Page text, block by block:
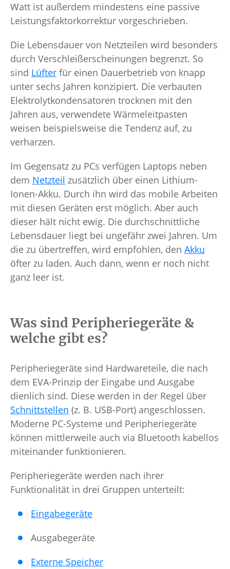
Watt ist außerdem mindestens eine passive
Leistungsfaktorkorrektur vorgeschrieben.
Die Lebensdauer von Netzteilen wird besonders
durch Verschleißerscheinungen begrenzt. So
sind Lüfter für einen Dauerbetrieb von knapp
unter sechs Jahren konzipiert. Die verbauten
Elektrolytkondensatoren trocknen mit den
Jahren aus, verwendete Wärmeleitpasten
weisen beispielsweise die Tendenz auf, zu
verharzen.
Im Gegensatz zu PCs verfügen Laptops neben
dem Netzteil zusätzlich über einen Lithium-
Ionen-Akku. Durch ihn wird das mobile Arbeiten
mit diesen Geräten erst möglich. Aber auch
dieser hält nicht ewig. Die durchschnittliche
Lebensdauer liegt bei ungefähr zwei Jahren. Um
die zu übertreffen, wird empfohlen, den Akku
öfter zu laden. Auch dann, wenn er noch nicht
ganz leer ist.
Was sind Peripheriegeräte &
welche gibt es?
Peripheriegeräte sind Hardwareteile, die nach
dem EVA-Prinzip der Eingabe und Ausgabe
dienlich sind. Diese werden in der Regel über
Schnittstellen (z. B. USB-Port) angeschlossen.
Moderne PC-Systeme und Peripheriegeräte
können mittlerweile auch via Bluetooth kabellos
miteinander funktionieren.
Peripheriegeräte werden nach ihrer
Funktionalität in drei Gruppen unterteilt:
Eingabegeräte
Ausgabegeräte
Externe Speicher